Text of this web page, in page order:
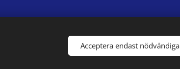
Acceptera endast nödvändiga